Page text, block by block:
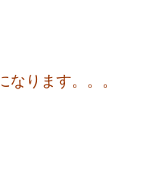
なります。。。